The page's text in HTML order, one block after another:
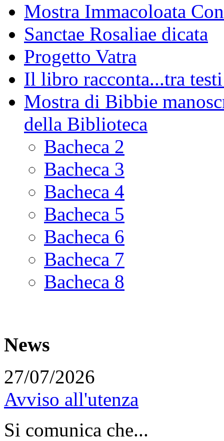
Mostra Immacoloata
Sanctae Rosaliae dicata
Progetto Vatra
Il libro racconta...tra
Mostra di Bibbie
della Biblioteca
Bacheca 2
Bacheca 3
Bacheca 4
Bacheca 5
Bacheca 6
Bacheca 7
Bacheca 8
News
27/07/2026
Avviso all'utenza
Si comunica che...